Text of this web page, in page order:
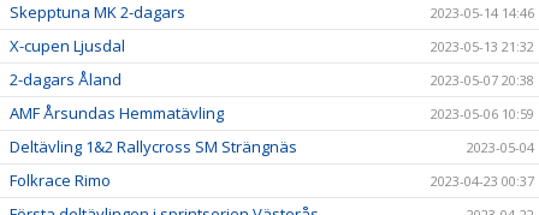
Skepptuna MK 2-dagars 2023-05-14 14:46
X-cupen Ljusdal 2023-05-13 21:32
2-dagars Åland 2023-05-07 20:38
AMF Årsundas Hemmatävling 2023-05-06 10:59
Deltävling 1&2 Rallycross SM Strängnäs 2023-05-04
Folkrace Rimo 2023-04-23 00:37